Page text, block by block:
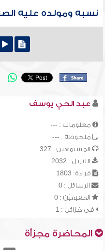
نسبه ومولده عليه
عبد الحي يوسف
معلومات : ---
ملحوظة : ---
المستمعين : 327
التنزيل : 2032
قراءة: 1803
الرسائل : 0
المقيميّن : 0
في خزائن : 1
المحاضرة مجزأة